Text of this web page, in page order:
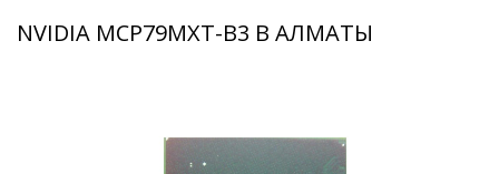
NVIDIA MCP79MXT-B3 В АЛМАТЫ